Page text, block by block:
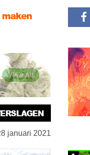
per…
januari 2021